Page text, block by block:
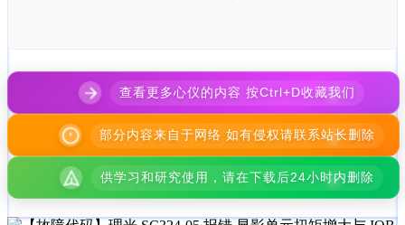
查看更多心仪的内容 按Ctrl+D收藏我们
部分内容来自于网络 如有侵权请联系站长删除
供学习和研究使用，请在下载后24小时内删除